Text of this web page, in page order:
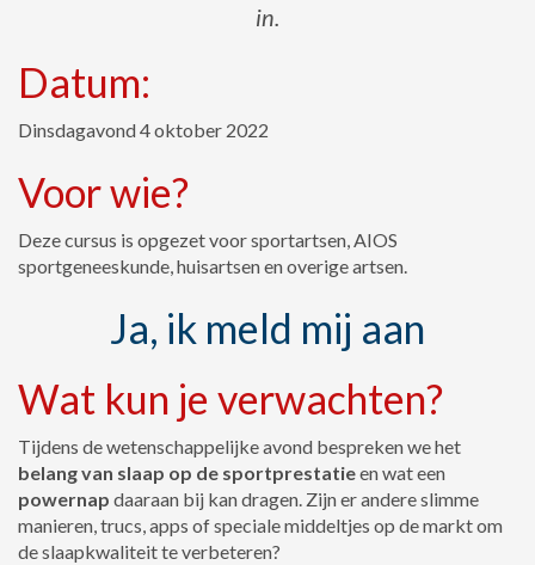
in.
Datum:
Dinsdagavond 4 oktober 2022
Voor wie?
Deze cursus is opgezet voor sportartsen, AIOS
sportgeneeskunde, huisartsen en overige artsen.
Ja, ik meld mij aan
Wat kun je verwachten?
Tijdens de wetenschappelijke avond bespreken we het
belang van slaap op de sportprestatieen wat een
powernap daaraan bij kan dragen. Zijn er andere slimme
manieren, trucs, apps of speciale middeltjes op de markt om
de slaapkwaliteit te verbeteren?